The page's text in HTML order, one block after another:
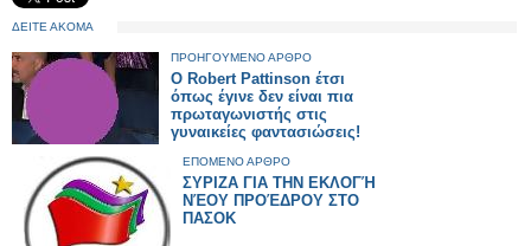
ΔΕΙΤΕ ΑΚΟΜΑ
ΠΡΟΗΓΟΥΜΕΝΟ ΑΡΘΡΟ
Ο Robert Pattinson έτσι
όπως έγινε δεν είναι πια
πρωταγωνιστής στις
γυναικείες φαντασιώσεις!
ΕΠΟΜΕΝΟ ΑΡΘΡΟ
ΣΥΡΙΖΑ ΓΙΑ ΤΗΝ ΕΚΛΟΓΉ
ΝΈΟΥ ΠΡΟΈΔΡΟΥ ΣΤΟ
ΠΑΣΟΚ